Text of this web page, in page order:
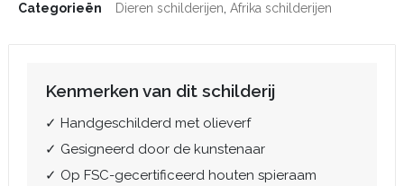
Categorieën
Dieren schilderijen, Afrika schilderijen
Kenmerken van dit schilderij
✓ Handgeschilderd met olieverf
✓ Gesigneerd door de kunstenaar
✓ Op FSC-gecertificeerd houten spieraam